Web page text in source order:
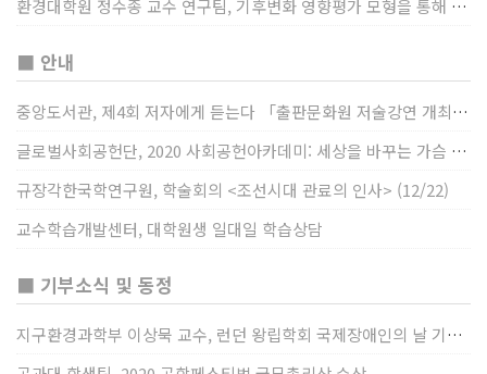
환경대학원 정수종 교수 연구팀, 기후변화 영향평가 모형을 통해 기후변화에 따른 급격한 토양수분의 감소가 발생하는 지역과 시간을 규명
■ 안내
중앙도서관, 제4회 저자에게 듣는다 「출판문화원 저술강연 개최」(12/17)
글로벌사회공헌단, 2020 사회공헌아카데미: 세상을 바꾸는 가슴 따뜻한 나눔(12/23~24)
규장각한국학연구원, 학술회의 <조선시대 관료의 인사> (12/22)
교수학습개발센터, 대학원생 일대일 학습상담
■ 기부소식 및 동정
지구환경과학부 이상묵 교수, 런던 왕립학회 국제장애인의 날 기념 “전 세계 장애가 있는 과학자”에 소개